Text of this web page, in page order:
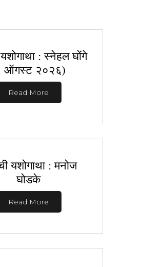
: स्नेहल घोंगे
ऑगस्ट २०२६)
Read More
यशोगाथा : मनोज
घोडके
Read More